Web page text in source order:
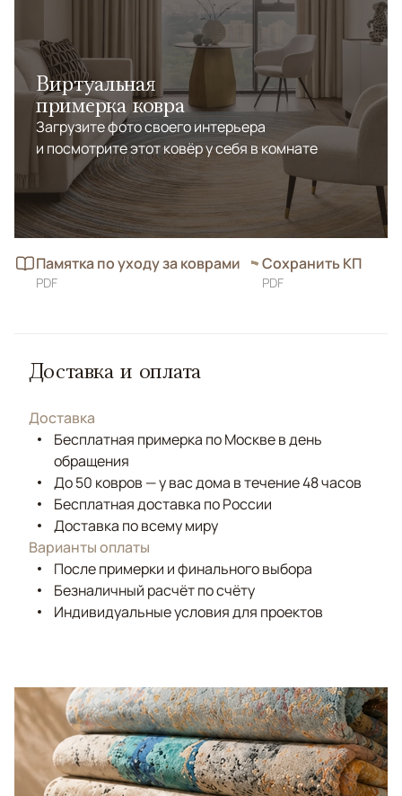
Виртуальная
примерка ковра
Загрузите фото своего интерьера
и посмотрите этот ковёр у себя в комнате
Памятка по уходу за коврами
PDF
Сохранить КП
PDF
Доставка и оплата
Доставка
Бесплатная примерка по Москве в день
обращения
До 50 ковров — у вас дома в течение 48 часов
Бесплатная доставка по России
Доставка по всему миру
Варианты оплаты
После примерки и финального выбора
Безналичный расчёт по счёту
Индивидуальные условия для проектов